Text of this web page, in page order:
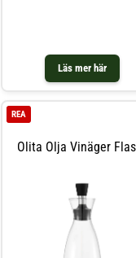
Läs mer här
Olita Olja Vinäger
REA